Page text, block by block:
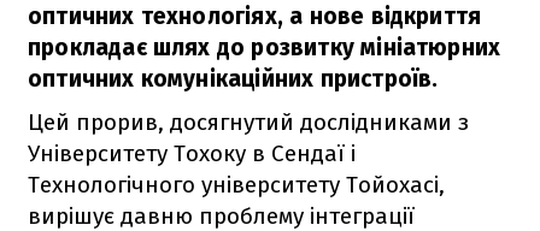
оптичних технологіях, а нове відкриття
прокладає шлях до розвитку мініатюрних
оптичних комунікаційних пристроїв.
Цей прорив, досягнутий дослідниками з
Університету Тохоку в Сендаї і
Технологічного університету Тойохасі,
вирішує давню проблему інтеграції